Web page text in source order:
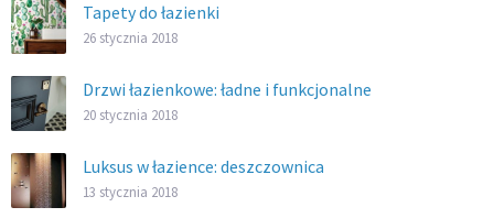
Tapety do łazienki
26 stycznia 2018
Drzwi łazienkowe: ładne i funkcjonalne
20 stycznia 2018
Luksus w łazience: deszczownica
13 stycznia 2018